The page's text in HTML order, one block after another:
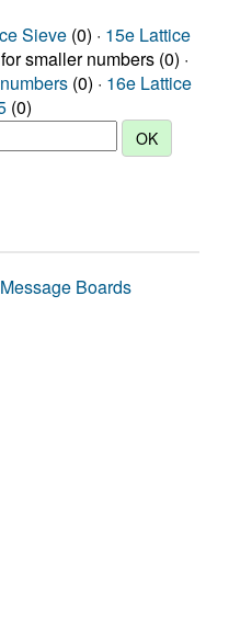
Sieve (0) · 15e Lattice
smaller numbers (0) ·
(0) · 16e Lattice
(0)
Message Boards